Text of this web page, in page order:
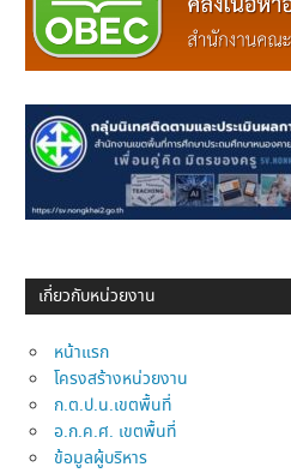
เกี่ยวกับหน่วยงาน
หน้าแรก
โครงสร้างหน่วยงาน
ก.ต.ป.น.เขตพื้นที่
อ.ก.ค.ศ. เขตพื้นที่
ข้อมูลผู้บริหาร